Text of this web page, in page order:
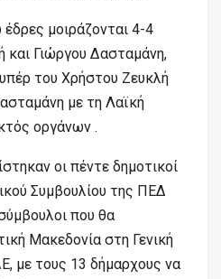
μοιράζονται 4-4
και Γιώργου Δασταμάνη,
του Χρήστου Ζευκλή
με τη Λαϊκή
οργάνων .
οι πέντε δημοτικοί
Συμβουλίου της ΠΕΔ
που θα
Μακεδονία στη Γενική
με τους 13 δήμαρχους να